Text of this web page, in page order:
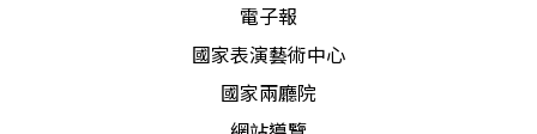
電子報
國家表演藝術中心
國家兩廳院